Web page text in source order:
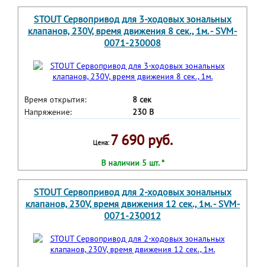
STOUT Сервопривод для 3-ходовых зональных
клапанов, 230V, время движения 8 сек., 1м. - SVM-
0071-230008
Время открытия:
8 сек
Напряжение:
230 В
Цена: 7 690 руб.
В наличии 5 шт. *
STOUT Сервопривод для 2-ходовых зональных
клапанов, 230V, время движения 12 сек., 1м. - SVM-
0071-230012